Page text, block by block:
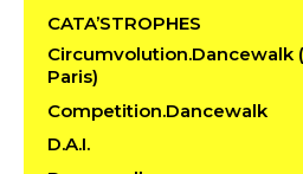
CATA’STROPHES
Circumvolution.Dancewalk
Paris)
Competition.Dancewalk
D.A.I.